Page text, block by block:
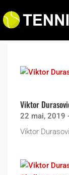
Viktor
22 mai, 2019
Viktor